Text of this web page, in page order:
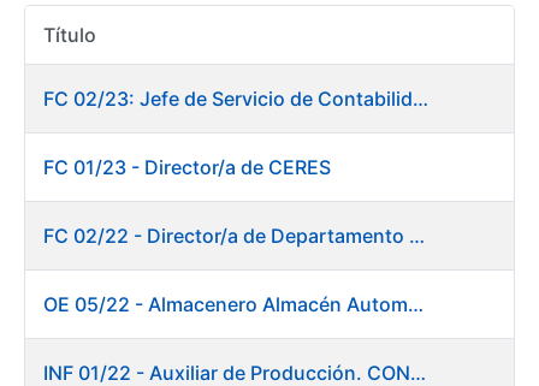
Mostrar/Ocultar
Mostrar/Ocultar
Mostrar/Ocultar
Título
FC 02/23: Jefe de Servicio de Contabilidad
FC 01/23 - Director/a de CERES
FC 02/22 - Director/a de Departamento de Fábrica de Papel en Burgos
OE 05/22 - Almacenero Almacén Automático
INF 01/22 - Auxiliar de Producción. CONSOLIDACIÓN EMPLEO TEMPORAL